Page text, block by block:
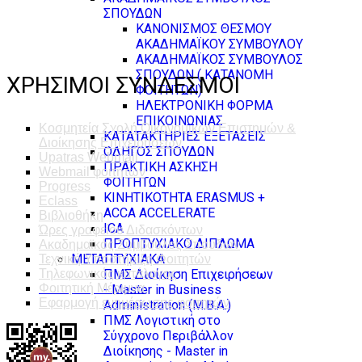
ΣΠΟΥΔΩΝ
ΚΑΝΟΝΙΣΜΟΣ ΘΕΣΜΟΥ
ΑΚΑΔΗΜΑΪΚΟΥ ΣΥΜΒΟΥΛΟΥ
ΑΚΑΔΗΜΑΪΚΟΣ ΣΥΜΒΟΥΛΟΣ
ΣΠΟΥΔΩΝ ( ΚΑΤΑΝΟΜΗ
ΦΟΙΤΗΤΩΝ)
ΗΛΕΚΤΡΟΝΙΚΗ ΦΟΡΜΑ
ΕΠΙΚΟΙΝΩΝΙΑΣ
ΚΑΤΑΤΑΚΤΗΡΙΕΣ ΕΞΕΤΑΣΕΙΣ
ΟΔΗΓΟΣ ΣΠΟΥΔΩΝ
ΠΡΑΚΤΙΚΗ ΑΣΚΗΣΗ
ΦΟΙΤΗΤΩΝ
ΚΙΝΗΤΙΚΟΤΗΤΑ ERASMUS +
ACCA ACCELERATE
ICA
ΠΡΟΠΤΥΧΙΑΚΟ ΔΙΠΛΩΜΑ
ΜΕΤΑΠΤΥΧΙΑΚΑ
ΠΜΣ Διοίκηση Επιχειρήσεων
- Master in Business
Administration (M.B.A.)
ΠΜΣ Λογιστική στο
Σύγχρονο Περιβάλλον
Διοίκησης - Master in
ΧΡΗΣΙΜΟΙ ΣΥΝΔΕΣΜΟΙ
Κοσμητεία Σχολή Οικονομικών Επιστημών &
Διοίκησης Επιχειρήσεων
Upatras Webmail
Webmail φοιτητών
Progress
Eclass
Βιβλιοθήκη
Ώρες γραφείου Διδασκόντων
Ακαδημαϊκός Σύμβουλος Σπουδών
Τεχνική Υποστήριξη Φοιτητών
Τηλεφωνικός κατάλογος
Φοιτητική Μέριμνα
Εφαρμογή ενημέρωσης φοιτητών